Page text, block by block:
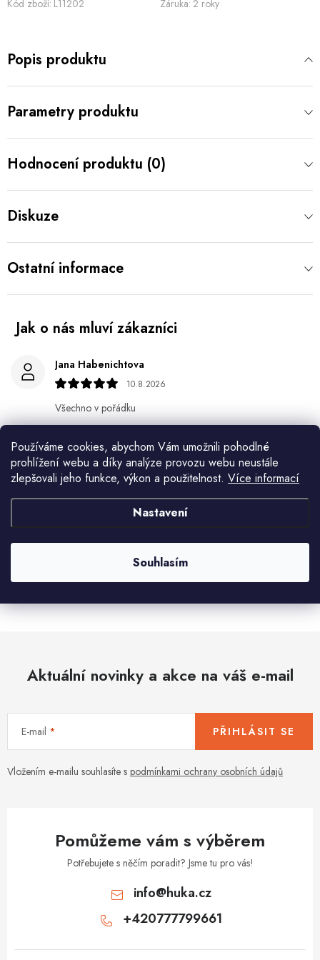
Používáme cookies, abychom Vám umožnili pohodlné
prohlížení webu a díky analýze provozu webu neustále
zlepšovali jeho funkce, výkon a použitelnost. Více informací
Nastavení
Souhlasím
Kód zboží: L11202 Záruka: 2 roky
Popis produktu
Parametry produktu
Hodnocení produktu (0)
Diskuze
Ostatní informace
Jana Habenichtova
10.8.2026
Všechno v pořádku
Věra Karkošová
10.8.2026
Miroslav Lamper
10.8.2026
10.8.2026
Zobrazit další hodnocení
Aktuální novinky a akce na váš e-mail
E-mail
Vložením e-mailu souhlasíte s podmínkami ochrany osobních údajů
PŘIHLÁSIT SE
Pomůžeme vám s výběrem
Potřebujete s něčím poradit? Jsme tu pro vás!
info@huka.cz
+420777799661